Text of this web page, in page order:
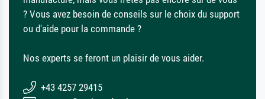
? Vous avez besoin de conseils sur le choix du support
ou d'aide pour la commande ?
Nos experts se feront un plaisir de vous aider.
+43 4257 29415